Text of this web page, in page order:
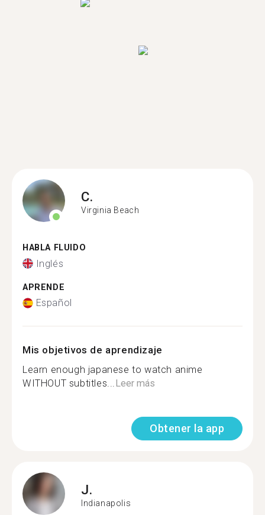
C.
Virginia Beach
HABLA FLUIDO
Inglés
APRENDE
Español
Mis objetivos de aprendizaje
Learn enough japanese to watch anime
WITHOUT subtitles...Leer más
Obtener la app
J.
Indianapolis